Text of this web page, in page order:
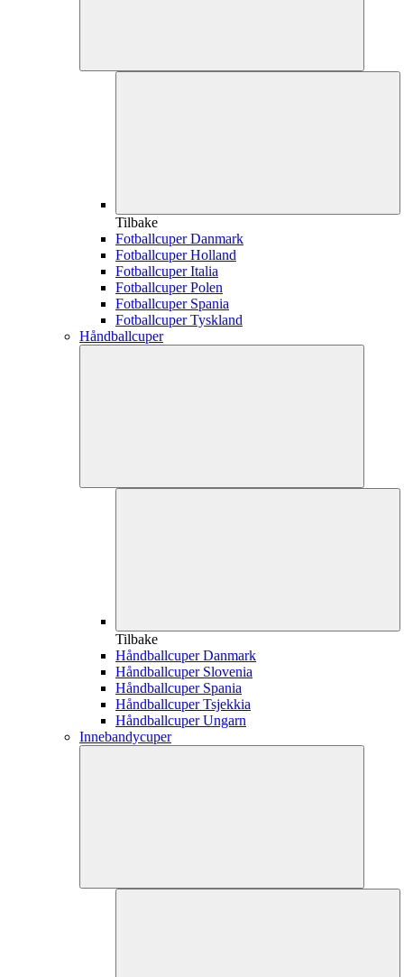
Tilbake
Fotballcuper Danmark
Fotballcuper Holland
Fotballcuper Italia
Fotballcuper Polen
Fotballcuper Spania
Fotballcuper Tyskland
Håndballcuper
Tilbake
Håndballcuper Danmark
Håndballcuper Slovenia
Håndballcuper Spania
Håndballcuper Tsjekkia
Håndballcuper Ungarn
Innebandycuper